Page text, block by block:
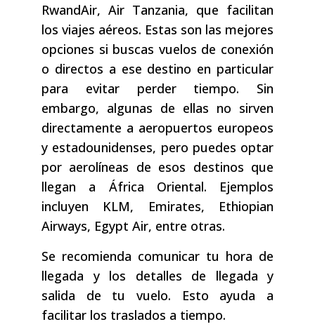
RwandAir, Air Tanzania, que facilitan
los viajes aéreos. Estas son las mejores
opciones si buscas vuelos de conexión
o directos a ese destino en particular
para evitar perder tiempo. Sin
embargo, algunas de ellas no sirven
directamente a aeropuertos europeos
y estadounidenses, pero puedes optar
por aerolíneas de esos destinos que
llegan a África Oriental. Ejemplos
incluyen KLM, Emirates, Ethiopian
Airways, Egypt Air, entre otras.
Se recomienda comunicar tu hora de
llegada y los detalles de llegada y
salida de tu vuelo. Esto ayuda a
facilitar los traslados a tiempo.